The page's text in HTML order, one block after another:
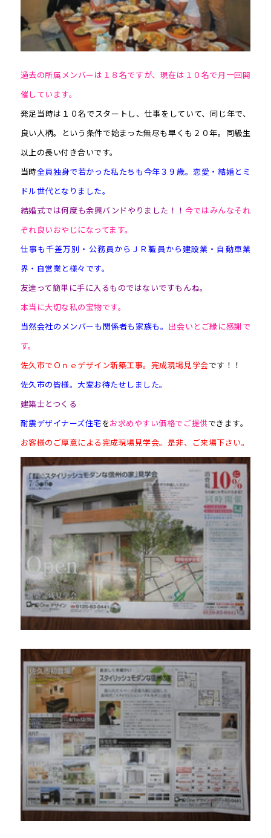
過去の所属メンバーは１８名ですが、現在は１０名で月一回開
催しています。
発足当時は１０名でスタートし、仕事をしていて、同じ年で、
良い人柄。という条件で始まった無尽も早くも２０年。同級生
以上の長い付き合いです。
当時全員独身で若かった私たちも今年３９歳。恋愛・結婚とミ
ドル世代となりました。
結婚式では何度も余興バンドやりました！！ 今ではみんなそれ
ぞれ良いおやじになってます。
仕事も千差万別・公務員からＪＲ職員から建設業・自動車業
界・自営業と様々です。
友達って簡単に手に入るものではないですもんね。
本当に大切な私の宝物です。
当然会社のメンバーも関係者も家族も。 出会いとご縁に感謝で
す。
佐久市でＯｎｅデザイン新築工事。完成現場見学会です！！
佐久市の皆様。大変お待たせしました。
建築士とつくる
耐震デザイナーズ住宅をお求めやすい価格でご提供 できます。
お客様のご厚意による完成現場見学会。是非、ご来場下さい。